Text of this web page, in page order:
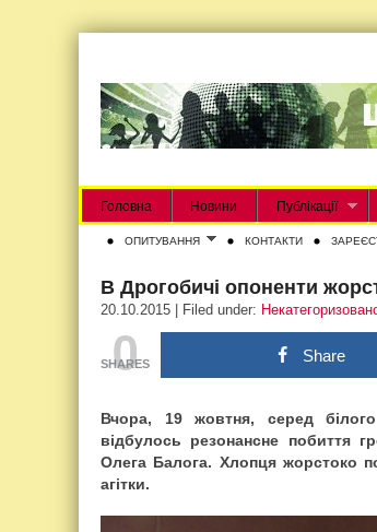
Головна Новини Публікації
ОПИТУВАННЯ КОНТАКТИ
В Дрогобичі опоненти
20.10.2015 | Filed under:
0
SHARES Share
Вчора, 19 жовтня, серед
відбулось резонансне побиття
Олега Балога. Хлопця жорстоко
агітки.